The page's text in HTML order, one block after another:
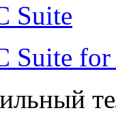
Suite
Suite